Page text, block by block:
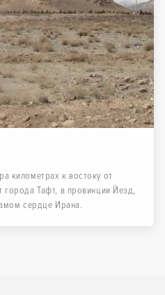
километрах к востоку от
города Тафт, в провинции Йезд,
сердце Ирана.